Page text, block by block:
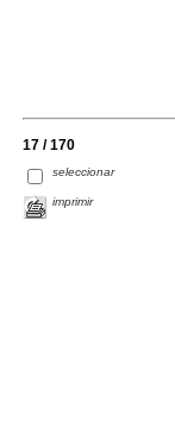
17 / 170
seleccionar
imprimir